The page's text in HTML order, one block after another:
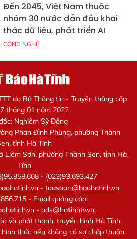
Đến 2045, Việt Nam thuộc
nhóm 30 nước dẫn đầu khai
thác dữ liệu, phát triển AI
CÔNG NGHỆ
do Bộ Thông tin - Truyền thông cấp
tháng 01 năm 2022.
Nghiêm Sỹ Đống
Phan Đình Phùng, phường Thành
tỉnh Hà Tĩnh
Liêm Sơn, phường Thành Sen, tỉnh Hà
Tĩnh
- (023)93.693.427
- toasoan@baohatinh.vn
- Email quảng cáo:
- ads@hatinhtv.vn
và phát thanh, truyền hình Hà Tĩnh.
thức nếu không có sự chấp thuận